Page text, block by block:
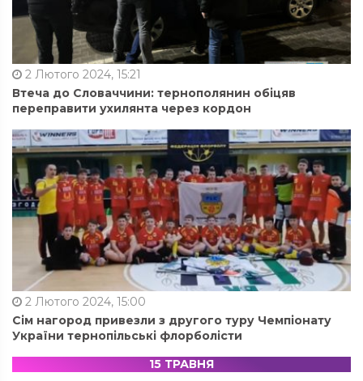
2 Лютого 2024, 15:21
Втеча до Словаччини: тернополянин обіцяв
переправити ухилянта через кордон
2 Лютого 2024, 15:00
Сім нагород привезли з другого туру Чемпіонату
України тернопільські флорболісти
15 ТРАВНЯ